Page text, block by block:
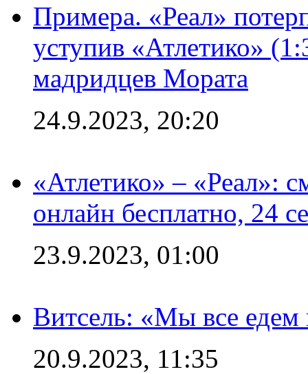
Примера. «Реал»
уступив «Атлетико»
мадридцев Мората
24.9.2023, 20:20
«Атлетико» – «Реал»:
онлайн бесплатно, 24
23.9.2023, 01:00
Витсель: «Мы все едем
20.9.2023, 11:35